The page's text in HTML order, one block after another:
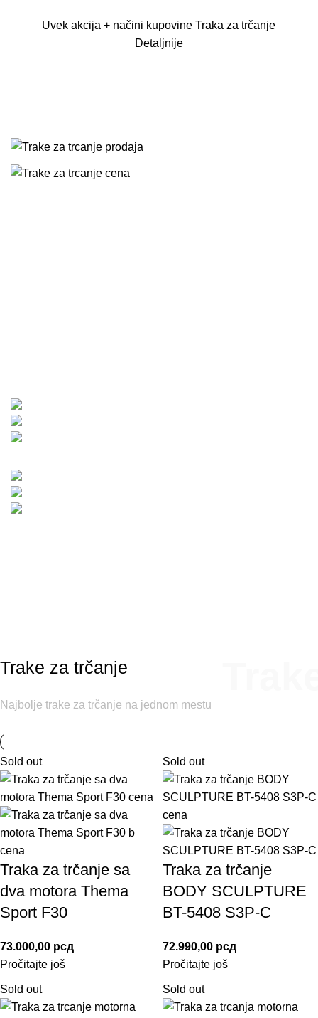
Uvek akcija + načini kupovine Traka za trčanje
Detaljnije
Trake za trčanje
Najbolje trake za trčanje na jednom mestu
Sold out
Traka za trčanje sa
dva motora Thema
Sport F30
73.000,00 рсд
Pročitajte još
Sold out
Traka za trčanje
BODY SCULPTURE
BT-5408 S3P-C
72.990,00 рсд
Pročitajte još
Sold out Sold out